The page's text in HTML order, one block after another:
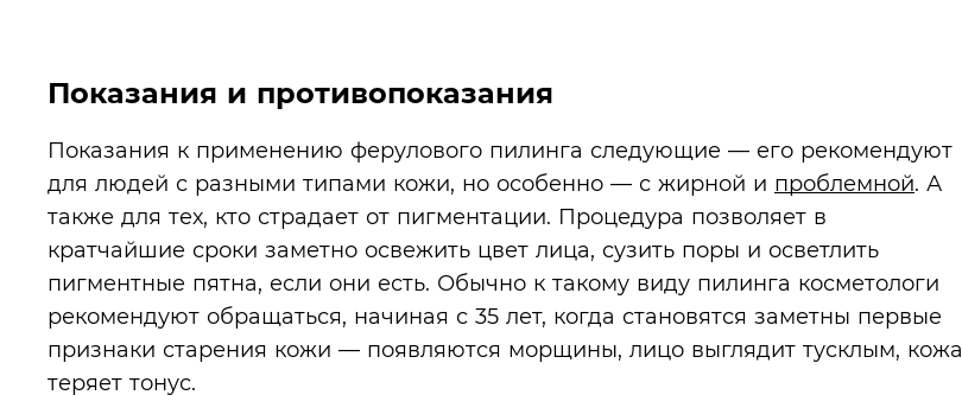
Показания и противопоказания
Показания к применению ферулового пилинга следующие — его рекомендуют
для людей с разными типами кожи, но особенно — с жирной и проблемной. А
также для тех, кто страдает от пигментации. Процедура позволяет в
кратчайшие сроки заметно освежить цвет лица, сузить поры и осветлить
пигментные пятна, если они есть. Обычно к такому виду пилинга косметологи
рекомендуют обращаться, начиная с 35 лет, когда становятся заметны первые
признаки старения кожи — появляются морщины, лицо выглядит тусклым, кожа
теряет тонус.